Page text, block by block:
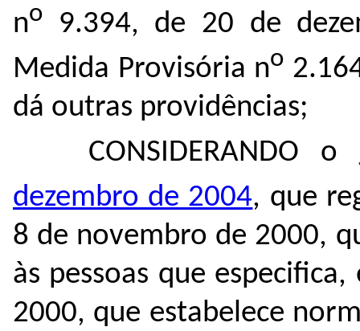
no
9.394, de 20 de
Medida Provisória no
dá outras providências;
CONSIDERANDO o
dezembro de 2004, que
8 de novembro de 2000,
às pessoas que
2000, que estabelece